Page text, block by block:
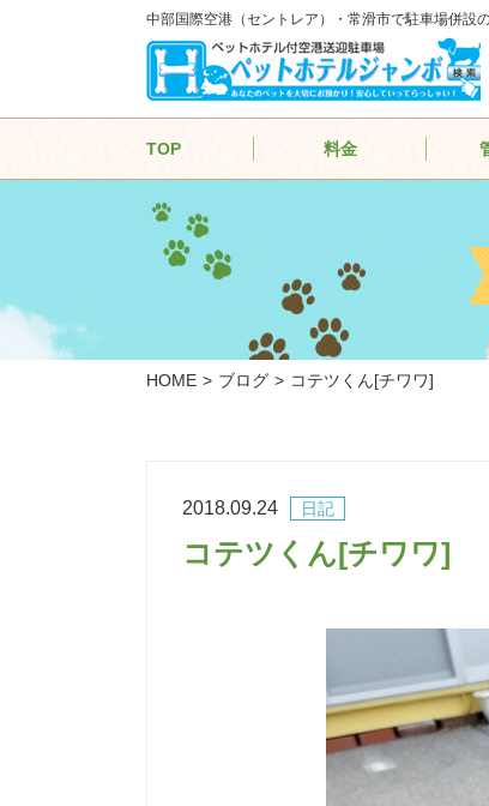
中部国際空港（セントレア）・常滑市で駐車場併設
TOP 料金
HOME ブログ コテツくん[チワワ]
日記
2018.09.24
コテツくん[チワワ]